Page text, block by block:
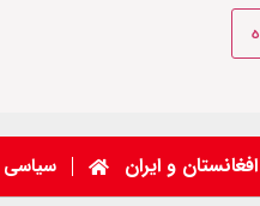
و ایران سیاسی